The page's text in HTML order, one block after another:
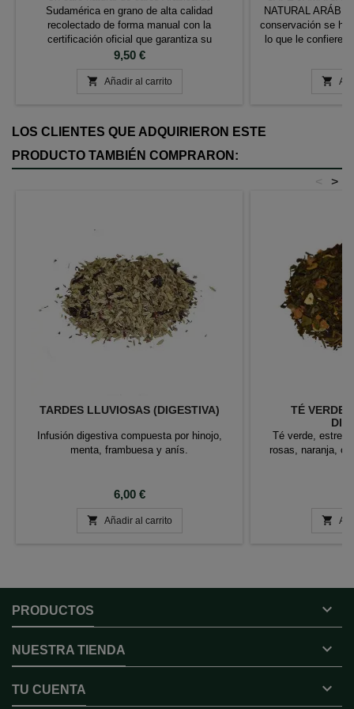
Sudamérica en grano de alta calidad
recolectado de forma manual con la
certificación oficial que garantiza su
producción respetuosa con el medio ambiente
Características: Café 100% Tueste Natural
Precio
9,50 €
 Añadir al carrito
NATURAL
conservación se
lo que le confiere
Muy balanceado.

LOS CLIENTES QUE ADQUIRIERON ESTE
PRODUCTO TAMBIÉN COMPRARON:
>
<
TARDES LLUVIOSAS (DIGESTIVA)
Infusión digestiva compuesta por hinojo,
menta, frambuesa y anís.
Precio
6,00 €
 Añadir al carrito
TÉ VERDE
Té verde,
rosas, naranja,

PRODUCTOS 
NUESTRA TIENDA 
TU CUENTA 